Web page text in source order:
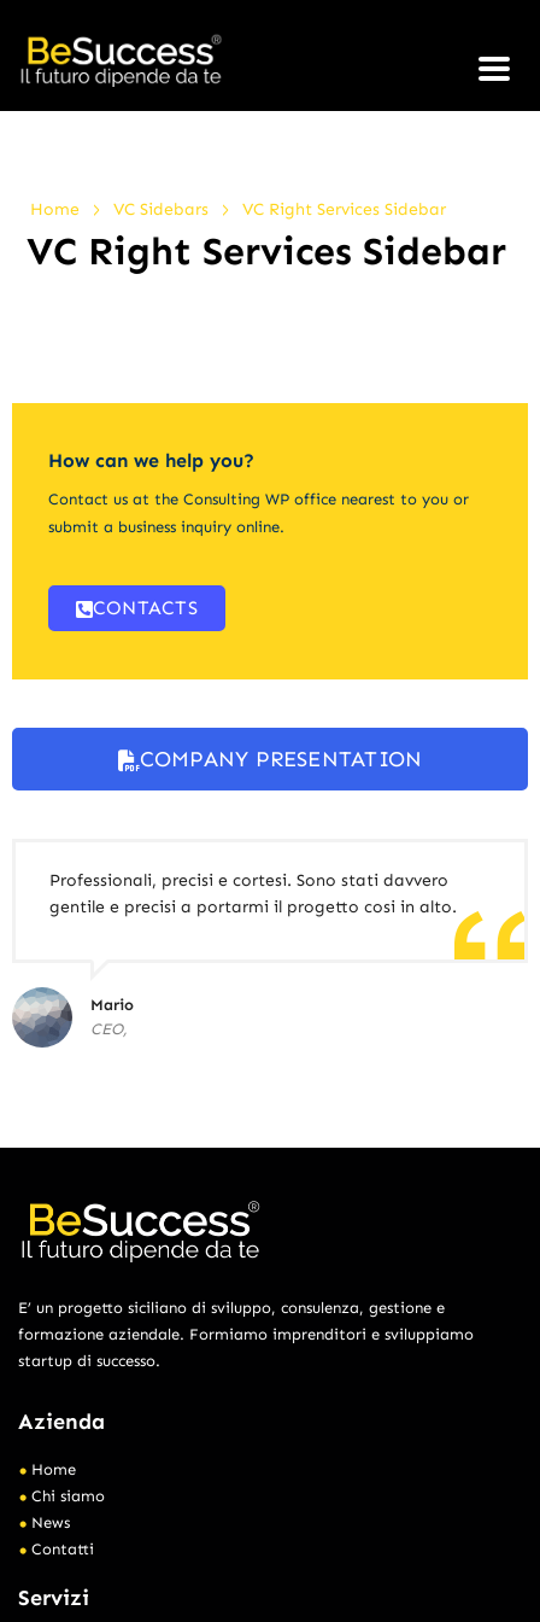
Home > VC Sidebars > VC Right Services Sidebar
VC Right Services Sidebar
How can we help you?
Contact us at the Consulting WP office nearest to you or
submit a business inquiry online.
CONTACTS
COMPANY PRESENTATION
Professionali, precisi e cortesi. Sono stati davvero
gentile e precisi a portarmi il progetto cosi in alto.
Mario
CEO,
E’ un progetto siciliano di sviluppo, consulenza, gestione e
formazione aziendale. Formiamo imprenditori e sviluppiamo
startup di successo.
Azienda
Home
Chi siamo
News
Contatti
Servizi